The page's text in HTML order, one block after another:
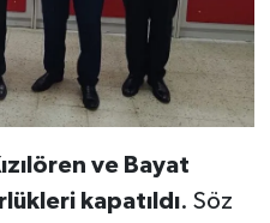
ve Bayat
kapatıldı. Söz